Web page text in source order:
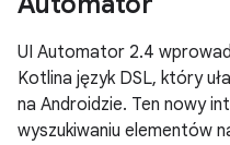
UI Automator 2.4
Kotlina język DSL, który
na Androidzie. Ten nowy
wyszukiwaniu elementów